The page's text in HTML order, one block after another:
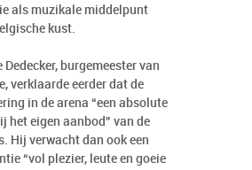
als muzikale middelpunt
kust.
burgemeester van
verklaarde eerder dat de
in de arena “een absolute
het eigen aanbod” van de
Hij verwacht dan ook een
“vol plezier, leute en goeie